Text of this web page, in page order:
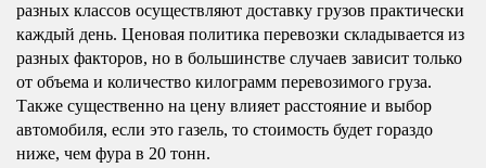
разных классов осуществляют доставку грузов практически
каждый день. Ценовая политика перевозки складывается из
разных факторов, но в большинстве случаев зависит только
от объема и количество килограмм перевозимого груза.
Также существенно на цену влияет расстояние и выбор
автомобиля, если это газель, то стоимость будет гораздо
ниже, чем фура в 20 тонн.